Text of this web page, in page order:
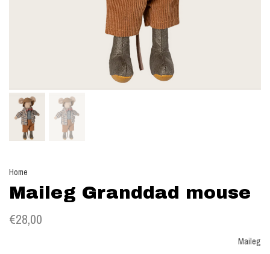
Home
Maileg Granddad mouse
€28,00
Maileg